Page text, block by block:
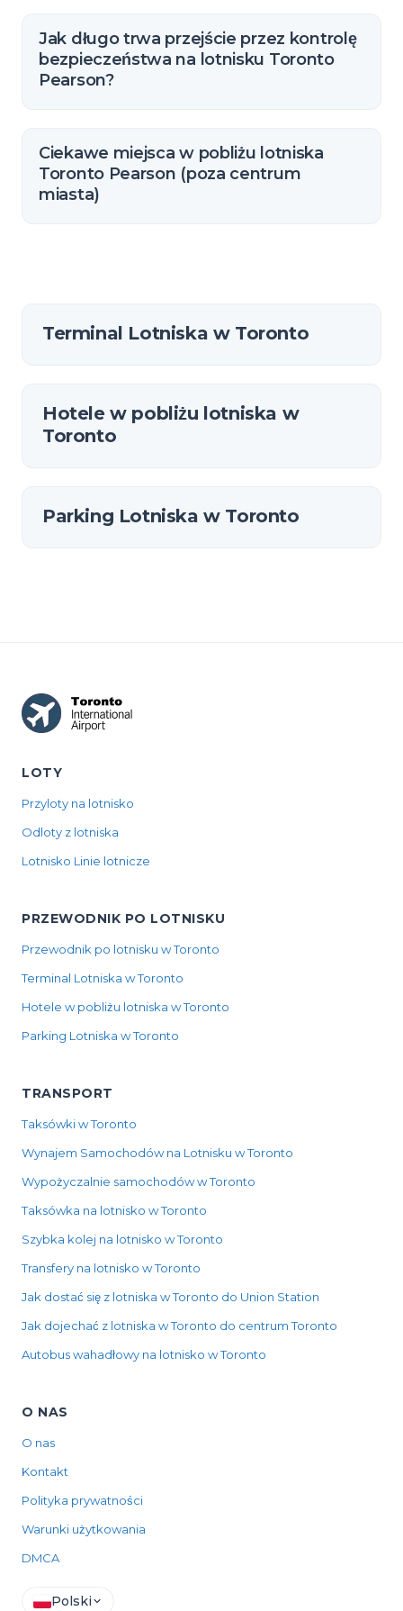
Jak długo trwa przejście przez kontrolę
bezpieczeństwa na lotnisku Toronto
Pearson?
Ciekawe miejsca w pobliżu lotniska
Toronto Pearson (poza centrum
miasta)
Terminal Lotniska w Toronto
Hotele w pobliżu lotniska w
Toronto
Parking Lotniska w Toronto
LOTY
Przyloty na lotnisko
Odloty z lotniska
Lotnisko Linie lotnicze
PRZEWODNIK PO LOTNISKU
Przewodnik po lotnisku w Toronto
Terminal Lotniska w Toronto
Hotele w pobliżu lotniska w Toronto
Parking Lotniska w Toronto
TRANSPORT
Taksówki w Toronto
Wynajem Samochodów na Lotnisku w Toronto
Wypożyczalnie samochodów w Toronto
Taksówka na lotnisko w Toronto
Szybka kolej na lotnisko w Toronto
Transfery na lotnisko w Toronto
Jak dostać się z lotniska w Toronto do Union Station
Jak dojechać z lotniska w Toronto do centrum Toronto
Autobus wahadłowy na lotnisko w Toronto
O NAS
O nas
Kontakt
Polityka prywatności
Warunki użytkowania
DMCA
Polski